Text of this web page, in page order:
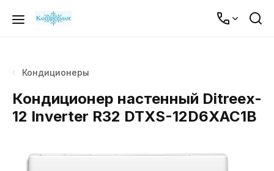
Кондиционеры
Кондиционер настенный Ditreex-
12 Inverter R32 DTXS-12D6XAC1B